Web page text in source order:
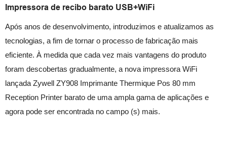
Impressora de recibo barato USB+WiFi
Após anos de desenvolvimento, introduzimos e atualizamos as
tecnologias, a fim de tornar o processo de fabricação mais
eficiente. À medida que cada vez mais vantagens do produto
foram descobertas gradualmente, a nova impressora WiFi
lançada Zywell ZY908 Imprimante Thermique Pos 80 mm
Reception Printer barato de uma ampla gama de aplicações e
agora pode ser encontrada no campo (s) mais.